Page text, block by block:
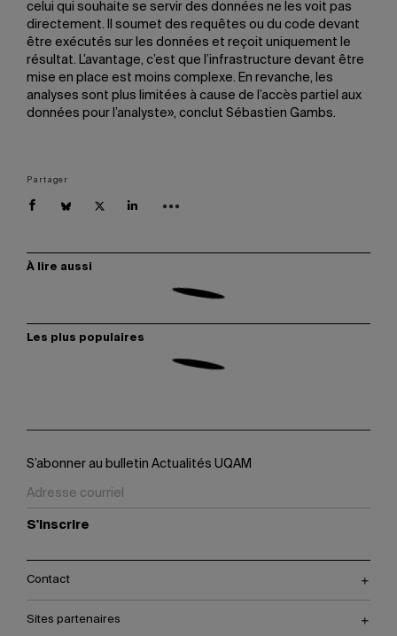
celui qui souhaite se servir des données ne les voit pas
directement. Il soumet des requêtes ou du code devant
être exécutés sur les données et reçoit uniquement le
résultat. L’avantage, c’est que l’infrastructure devant être
mise en place est moins complexe. En revanche, les
analyses sont plus limitées à cause de l’accès partiel aux
données pour l’analyste», conclut Sébastien Gambs.
Partager
À lire aussi
Les plus populaires
S’abonner au bulletin Actualités UQAM
S'inscrire
Contact
Sites partenaires